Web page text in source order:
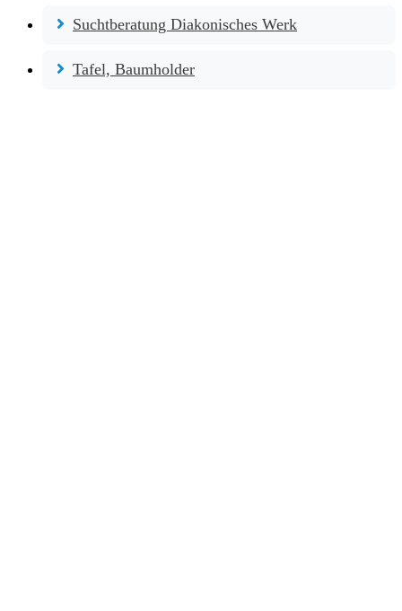
Suchtberatung Diakonisches Werk
Tafel, Baumholder